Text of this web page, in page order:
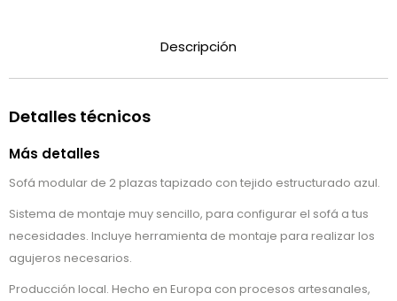
Descripción
Detalles técnicos
Más detalles
Sofá modular de 2 plazas tapizado con tejido estructurado azul.
Sistema de montaje muy sencillo, para configurar el sofá a tus
necesidades. Incluye herramienta de montaje para realizar los
agujeros necesarios.
Producción local. Hecho en Europa con procesos artesanales,